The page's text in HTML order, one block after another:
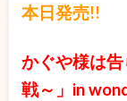
本日発売!!
かぐや様は
戦～」in